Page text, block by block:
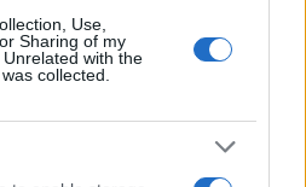
Use,
Sharing of my
with the
collected.
ΠΑΥΛΟΣ ΧΑΙΚΑΛΗΣ
στοGoogle Newsκαι
όλη την ειδησεογραφία και τα